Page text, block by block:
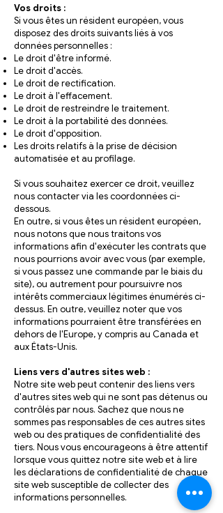
Vos droits :
Si vous êtes un résident européen, vous
disposez des droits suivants liés à vos
données personnelles :
Le droit d'être informé.
Le droit d'accès.
Le droit de rectification.
Le droit à l'effacement.
Le droit de restreindre le traitement.
Le droit à la portabilité des données.
Le droit d'opposition.
Les droits relatifs à la prise de décision
automatisée et au profilage.
Si vous souhaitez exercer ce droit, veuillez
nous contacter via les coordonnées ci-
dessous.
En outre, si vous êtes un résident européen,
nous notons que nous traitons vos
informations afin d'exécuter les contrats que
nous pourrions avoir avec vous (par exemple,
si vous passez une commande par le biais du
site), ou autrement pour poursuivre nos
intérêts commerciaux légitimes énumérés ci-
dessus. En outre, veuillez noter que vos
informations pourraient être transférées en
dehors de l'Europe, y compris au Canada et
aux États-Unis.
Liens vers d'autres sites web :
Notre site web peut contenir des liens vers
d'autres sites web qui ne sont pas détenus ou
contrôlés par nous. Sachez que nous ne
sommes pas responsables de ces autres sites
web ou des pratiques de confidentialité des
tiers. Nous vous encourageons à être attentif
lorsque vous quittez notre site web et à lire
les déclarations de confidentialité de chaque
site web susceptible de collecter des
informations personnelles.